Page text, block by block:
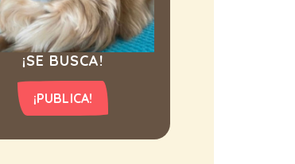
¡SE BUSCA!
¡PUBLICA!